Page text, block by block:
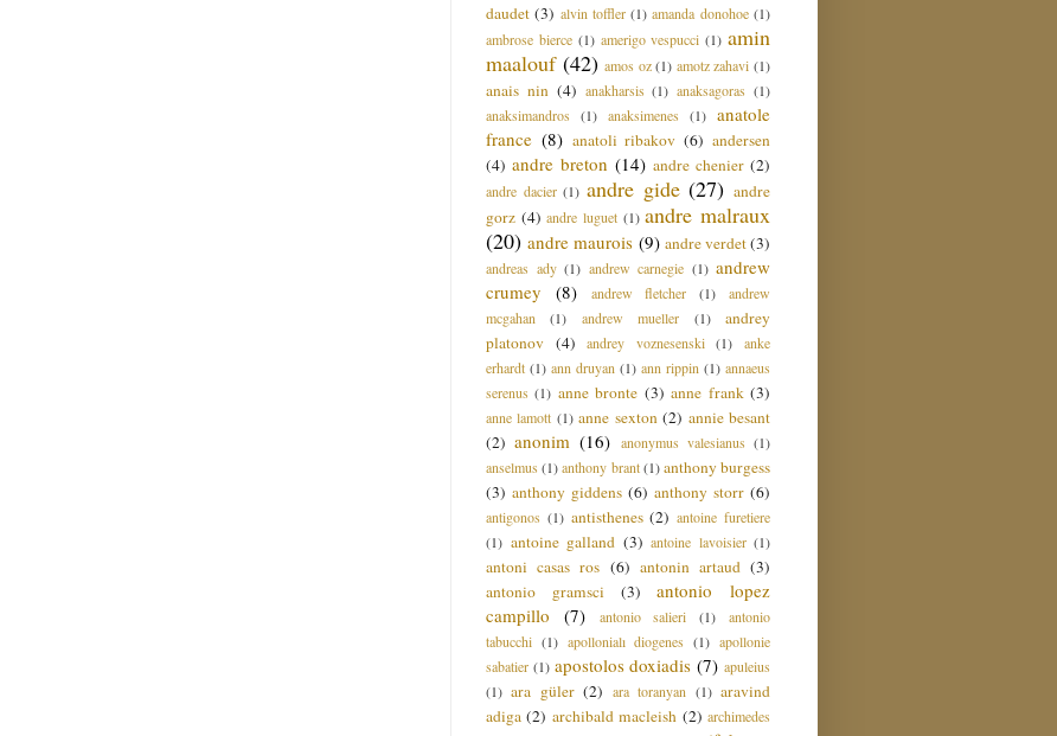
daudet (3) alvin toffler (1) amanda donohoe (1)
ambrose bierce (1) amerigo vespucci (1) amin
maalouf (42) amos oz (1) amotz zahavi (1)
anais nin (4) anakharsis (1) anaksagoras (1)
anaksimandros
(1) anaksimenes (1) anatole
france (8) anatoli ribakov (6) andersen
(4) andre breton (14) andre chenier (2)
andre dacier (1) andre gide (27) andre
gorz (4) andre luguet (1) andre malraux
(20) andre maurois (9) andre verdet(3)
andreas ady (1) andrew carnegie (1) andrew
crumey
(8) andrew fletcher (1)
andrew
mcgahan
(1) andrew mueller (1)
andrey
platonov (4) andrey voznesenski (1)
anke
erhardt (1) ann druyan (1) ann rippin (1) annaeus
serenus (1) anne bronte (3) anne frank (3)
anne lamott (1) anne sexton (2) annie besant
(2) anonim (16) anonymus valesianus (1)
anselmus (1) anthony brant (1) anthony burgess
(3) anthony giddens (6) anthony storr (6)
antigonos (1) antisthenes (2) antoine furetiere
(1) antoine galland (3) antoine lavoisier (1)
antoni casas ros (6) antonin artaud (3)
antonio gramsci
(3)
antonio lopez
campillo
(7) antonio salieri (1)
antonio
tabucchi (1) apollonialı diogenes (1) apollonie
sabatier (1) apostolos doxiadis (7) apuleius
(1) ara güler (2) ara toranyan (1) aravind
adiga (2) archibald macleish (2) archimedes